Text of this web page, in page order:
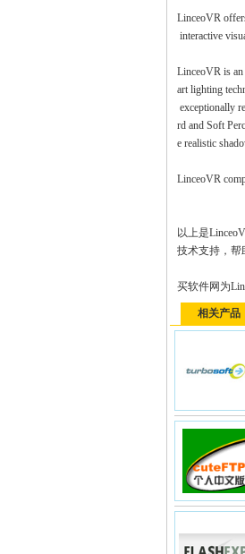
LinceoVR
interactive
LinceoVR is an
art lighting
exceptionally
rd and Soft
e realistic
LinceoVR
以上是
技术支持，帮
买软件网为
相关产品